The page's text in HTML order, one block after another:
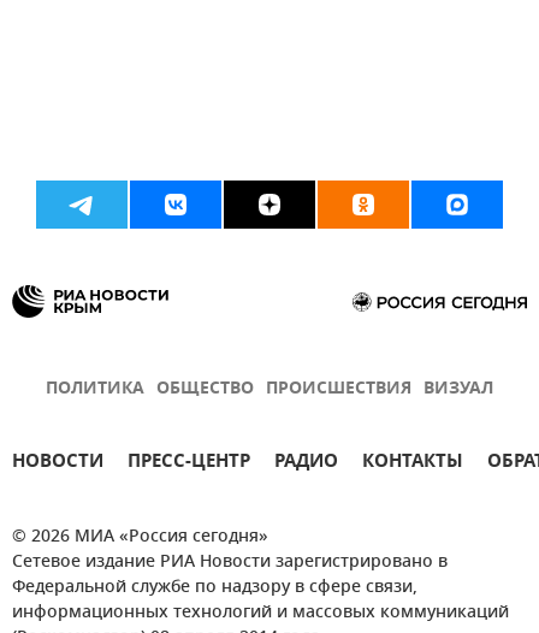
ПОЛИТИКА ОБЩЕСТВО ПРОИСШЕСТВИЯ ВИЗУАЛ
НОВОСТИ ПРЕСС-ЦЕНТР РАДИО КОНТАКТЫ
© 2026 МИА «Россия сегодня»
Сетевое издание РИА Новости зарегистрировано в
Федеральной службе по надзору в сфере связи,
информационных технологий и массовых коммуникаций